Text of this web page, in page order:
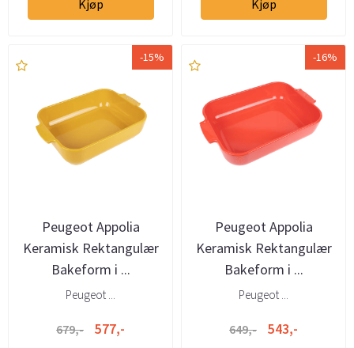
Kjøp Kjøp
-15%
Peugeot Appolia
Keramisk Rektangulær
Bakeform i ...
Peugeot ...
679,- 577,-
-16%
Peugeot Appolia
Keramisk Rektangulær
Bakeform i ...
Peugeot ...
649,- 543,-